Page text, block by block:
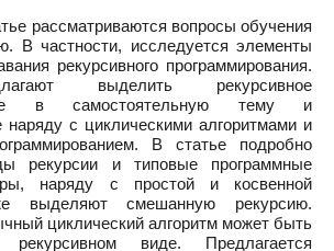
рассматриваются вопросы обучения
В частности, исследуется элементы
рекурсивного программирования.
выделить рекурсивное
в самостоятельную тему и
наряду с циклическими алгоритмами и
В статье подробно
рекурсии и типовые программные
наряду с простой и косвенной
выделяют смешанную рекурсию.
циклический алгоритм может быть
виде. Предлагается